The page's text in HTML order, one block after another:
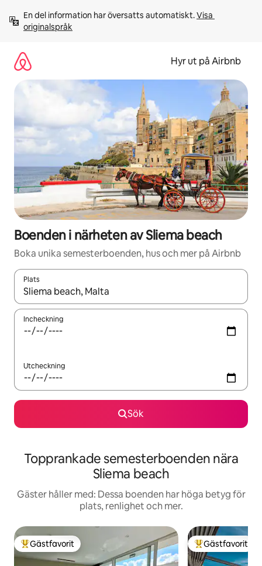
innehåll
En del information har översatts automatiskt. Visa
originalspråk
Hyr ut på Airbnb
Boenden i närheten av Sliema beach
Boka unika semesterboenden, hus och mer på Airbnb
Plats
När resultaten är tillgängliga kan du navigera med upp- och
Incheckning
Utcheckning
Sök
Topprankade semesterboenden nära
Sliema beach
Gäster håller med: Dessa boenden har höga betyg för
plats, renlighet och mer.
Populär gästfavorit
Gästfavorit Populär
Gästfavorit